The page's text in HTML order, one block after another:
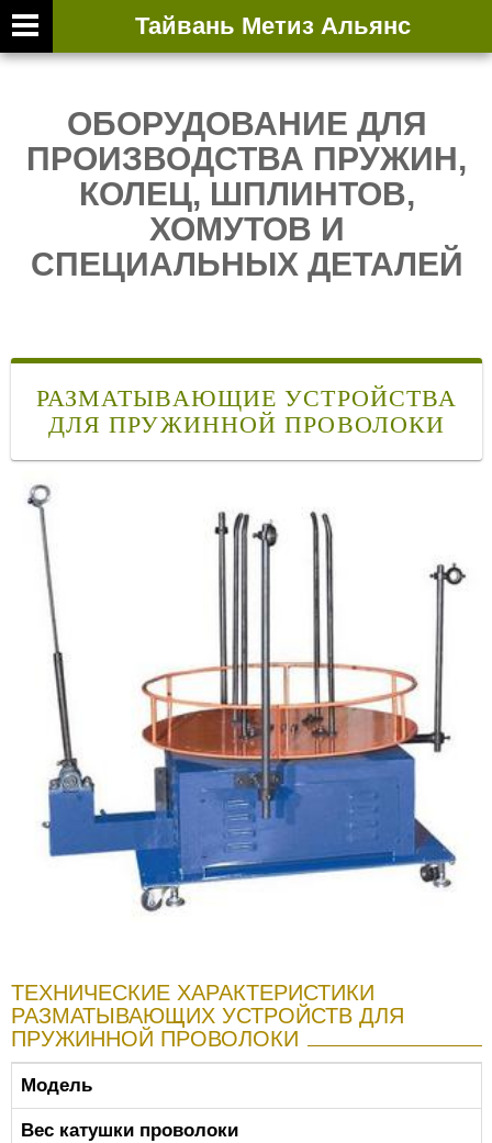
Тайвань Метиз АльянсВТОРИЧНАЯ
ОБОРУДОВАНИЕ ДЛЯ
ПРОИЗВОДСТВА ПРУЖИН,
КОЛЕЦ, ШПЛИНТОВ,
ХОМУТОВ И
СПЕЦИАЛЬНЫХ ДЕТАЛЕЙ
РАЗМАТЫВАЮЩИЕ УСТРОЙСТВА
ДЛЯ ПРУЖИННОЙ ПРОВОЛОКИ
ТЕХНИЧЕСКИЕ ХАРАКТЕРИСТИКИ
РАЗМАТЫВАЮЩИХ УСТРОЙСТВ ДЛЯ
ПРУЖИННОЙ ПРОВОЛОКИ
Модель
Вес катушки проволоки